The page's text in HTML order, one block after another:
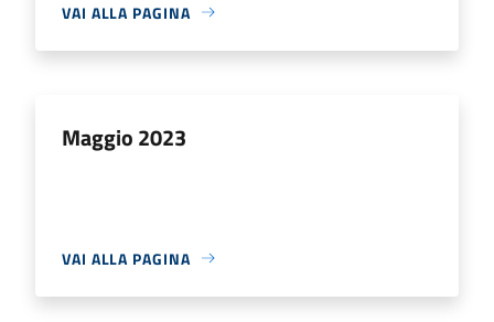
VAI ALLA PAGINA
Maggio 2023
VAI ALLA PAGINA